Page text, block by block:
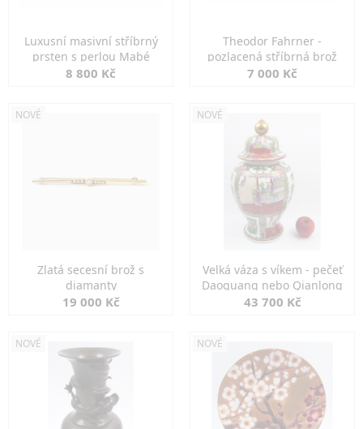
Luxusní masivní stříbrný
prsten s perlou Mabé
8 800 Kč
Theodor Fahrner -
pozlacená stříbrná brož
7 000 Kč
NOVÉ
Zlatá secesní brož s
diamanty
19 000 Kč
NOVÉ
Velká váza s víkem - pečeť
Daoguang nebo Qianlong
43 700 Kč
NOVÉ NOVÉ